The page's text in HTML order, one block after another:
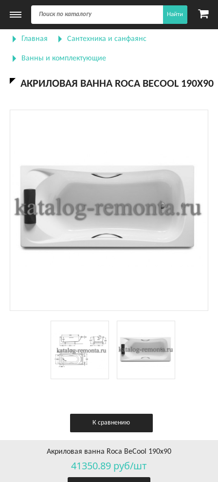
Найти
Главная Сантехника и санфаянс
Ванны и комплектующие
АКРИЛОВАЯ ВАННА ROCA BECOOL 190X90
К сравнению
Акриловая ванна Roca BeCool 190x90
41350.89 руб/шт